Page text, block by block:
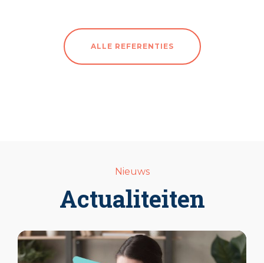
ALLE REFERENTIES
Nieuws
Actualiteiten